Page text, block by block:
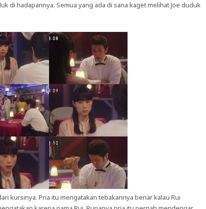
di hadapannya. Semua yang ada di sana kaget melihat Joe duduk
kursinya. Pria itu mengatakan tebakannya benar kalau Rui